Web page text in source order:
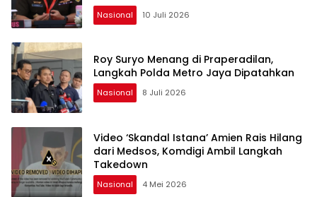
Nasional 10 Juli 2026
Roy Suryo Menang di Praperadilan,
Langkah Polda Metro Jaya Dipatahkan
Nasional 8 Juli 2026
Video ‘Skandal Istana’ Amien Rais Hilang
dari Medsos, Komdigi Ambil Langkah
Takedown
Nasional 4 Mei 2026